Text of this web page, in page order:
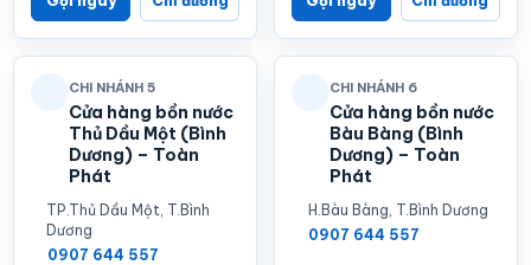
CHI NHÁNH 5
Cửa hàng bồn nước
Thủ Dầu Một (Bình
Dương) – Toàn
Phát
TP.Thủ Dầu Một, T.Bình
Dương
0907 644 557
CHI NHÁNH 6
Cửa hàng bồn nước
Bàu Bàng (Bình
Dương) – Toàn
Phát
H.Bàu Bàng, T.Bình Dương
0907 644 557